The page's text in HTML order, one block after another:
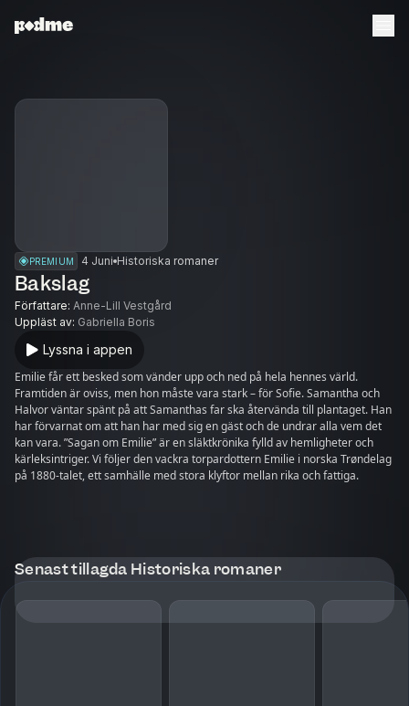
PREMIUM 4 Juni Historiska romaner
Bakslag
Författare: Anne-Lill Vestgård
Uppläst av: Gabriella Boris
Lyssna i appen
Emilie får ett besked som vänder upp och ned på hela hennes värld.
Framtiden är oviss, men hon måste vara stark – för Sofie. Samantha och
Halvor väntar spänt på att Samanthas far ska återvända till plantaget. Han
har förvarnat om att han har med sig en gäst och de undrar alla vem det
kan vara. ”Sagan om Emilie” är en släktkrönika fylld av hemligheter och
kärleksintriger. Vi följer den vackra torpardottern Emilie i norska Trøndelag
på 1880-talet, ett samhälle med stora klyftor mellan rika och fattiga.
Senast tillagda Historiska romaner